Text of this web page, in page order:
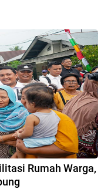
Rumah Warga,